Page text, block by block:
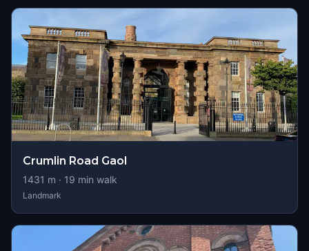
Crumlin Road Gaol
1431 m · 19 min walk
Landmark